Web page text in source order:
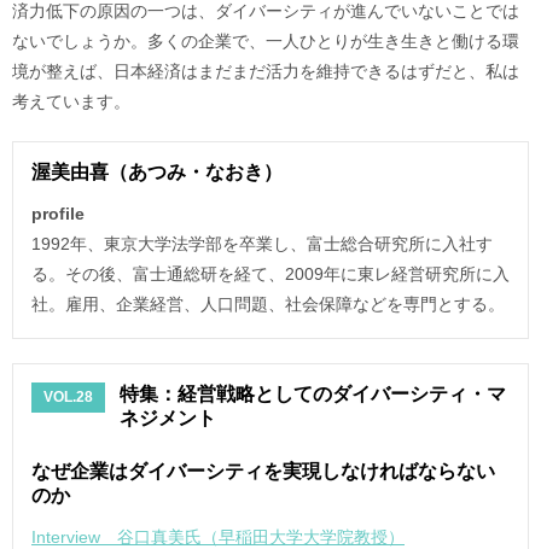
済力低下の原因の一つは、ダイバーシティが進んでいないことでは
ないでしょうか。多くの企業で、一人ひとりが生き生きと働ける環
境が整えば、日本経済はまだまだ活力を維持できるはずだと、私は
考えています。
渥美由喜（あつみ・なおき）
profile
1992年、東京大学法学部を卒業し、富士総合研究所に入社す
る。その後、富士通総研を経て、2009年に東レ経営研究所に入
社。雇用、企業経営、人口問題、社会保障などを専門とする。
VOL.28
特集：経営戦略としてのダイバーシティ・マ
ネジメント
なぜ企業はダイバーシティを実現しなければならない
のか
Interview 谷口真美氏（早稲田大学大学院教授）